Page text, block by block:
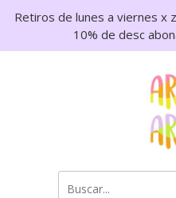
Retiros de lunes a viernes x
10% de desc